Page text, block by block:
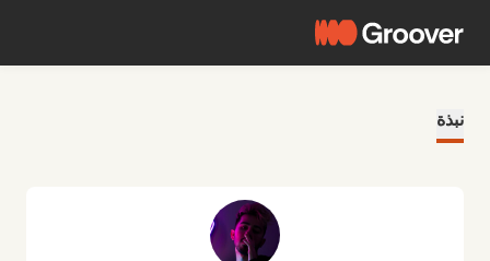
نبذة